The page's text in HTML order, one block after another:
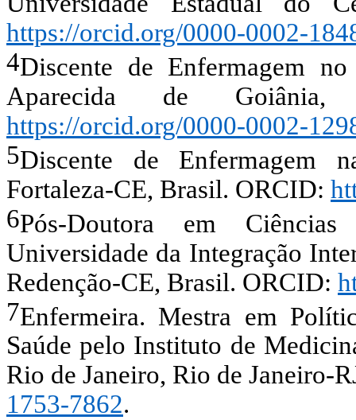
https://orcid.org/0000-0002-
4Discente de Enfermagem
Aparecida de Goiânia,
https://orcid.org/0000-0002-
5Discente de Enfermagem
Fortaleza-CE, Brasil. ORCID:
6Pós-Doutora em
Universidade da Integração
Redenção-CE, Brasil. ORCID:
7Enfermeira. Mestra em
Saúde pelo Instituto de
Rio de Janeiro, Rio de Janeiro-
1753-7862.